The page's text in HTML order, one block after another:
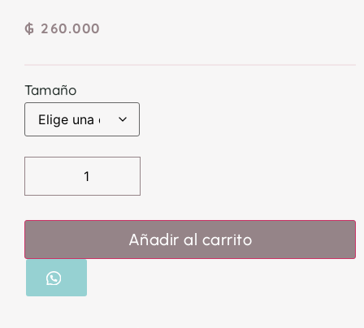
₲ 260.000
Tamaño
Añadir al carrito